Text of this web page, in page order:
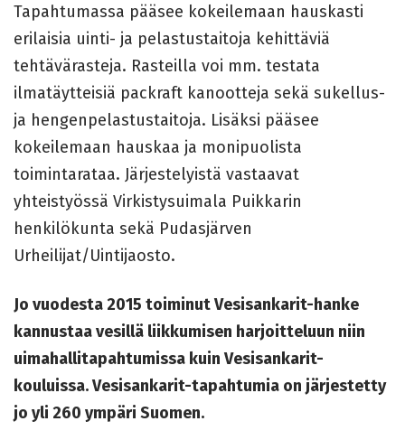
Tapahtumassa pääsee kokeilemaan hauskasti
erilaisia uinti- ja pelastustaitoja kehittäviä
tehtävärasteja. Rasteilla voi mm. testata
ilmatäytteisiä packraft kanootteja sekä sukellus-
ja hengenpelastustaitoja. Lisäksi pääsee
kokeilemaan hauskaa ja monipuolista
toimintarataa. Järjestelyistä vastaavat
yhteistyössä Virkistysuimala Puikkarin
henkilökunta sekä Pudasjärven
Urheilijat/Uintijaosto.
Jo vuodesta 2015 toiminut Vesisankarit-hanke
kannustaa vesillä liikkumisen harjoitteluun niin
uimahallitapahtumissa kuin Vesisankarit-
kouluissa. Vesisankarit-tapahtumia on järjestetty
jo yli 260 ympäri Suomen.